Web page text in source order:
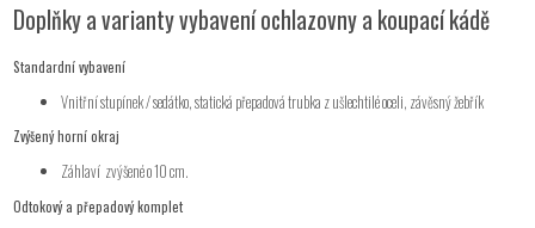
Doplňky a varianty vybavení ochlazovny a koupací kádě
Standardní vybavení
Vnitřní stupínek / sedátko, statická přepadová trubka z ušlechtilé oceli, závěsný žebřík
Zvýšený horní okraj
Záhlaví zvýšené o 10 cm.
Odtokový a přepadový komplet